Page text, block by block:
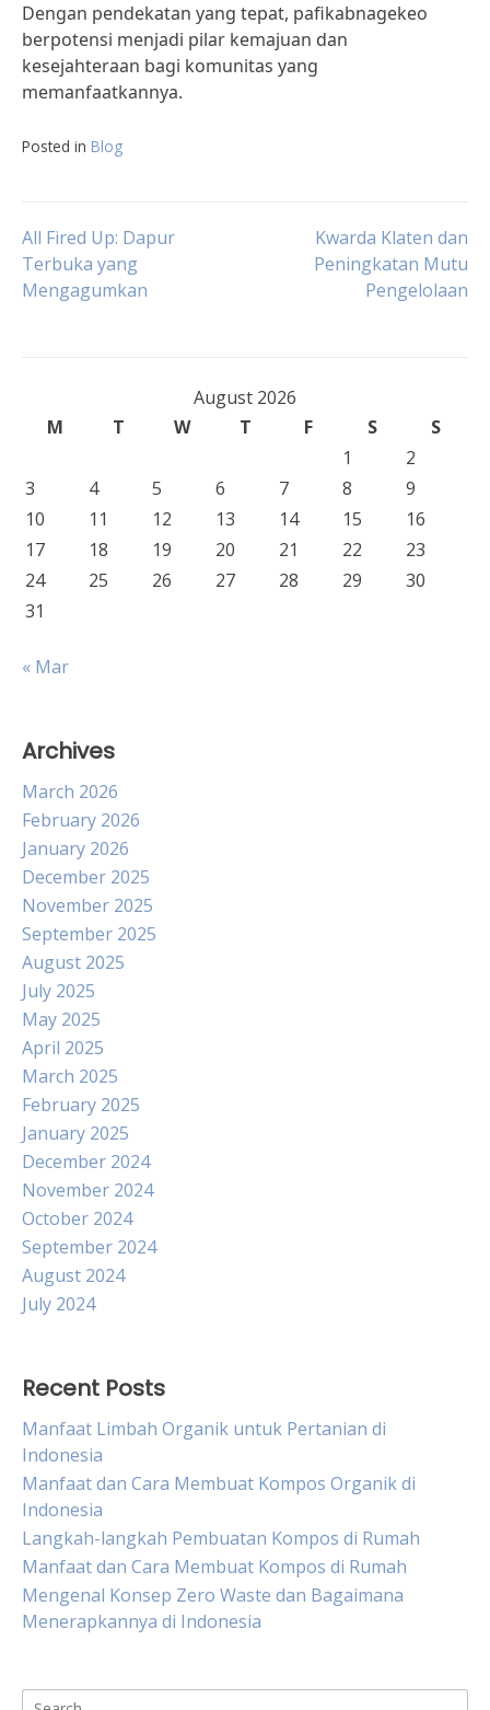
Dengan pendekatan yang tepat, pafikabnagekeo
berpotensi menjadi pilar kemajuan dan
kesejahteraan bagi komunitas yang
memanfaatkannya.
Posted in Blog
Post
navigation
All Fired Up: Dapur
Terbuka yang
Mengagumkan
Kwarda Klaten dan
Peningkatan Mutu
Pengelolaan
August 2026
M
T W T F S
S
1
2
3
4 5 6 7 8
9
10
11 12 13 14 15
16
17
18 19 20 21 22
23
24
25 26 27 28 29
30
31
« Mar
Archives
March 2026
February 2026
January 2026
December 2025
November 2025
September 2025
August 2025
July 2025
May 2025
April 2025
March 2025
February 2025
January 2025
December 2024
November 2024
October 2024
September 2024
August 2024
July 2024
Recent Posts
Manfaat Limbah Organik untuk Pertanian di
Indonesia
Manfaat dan Cara Membuat Kompos Organik di
Indonesia
Langkah-langkah Pembuatan Kompos di Rumah
Manfaat dan Cara Membuat Kompos di Rumah
Mengenal Konsep Zero Waste dan Bagaimana
Menerapkannya di Indonesia
Search